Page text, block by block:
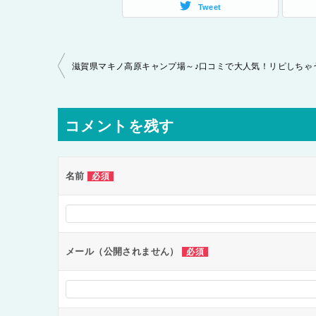
Tweet
投
ナ
ビ
ー
ョ
ン
コメントを残す
名前 必須
メール（公開されません） 必須